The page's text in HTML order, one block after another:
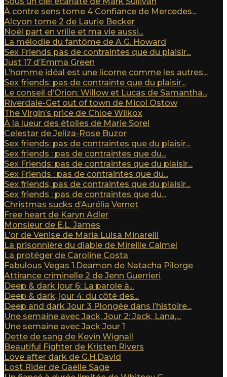
À contre sens tome 4 Confiance de Mercedes...
Alcyon tome 2 de Laurie Becker
Noël part en vrille et ma vie aussi...
La mélodie du fantôme de A.G. Howard
Sex Friends pas de contraintes que du plaisir...
Just 17 d’Emma Green
L’homme idéal est une licorne comme les autres...
Sex friends: pas de contrainte que du plaisir...
Le conseil d’Orion: Willow et Lucas de Samantha...
Riverdale-Get out of town de Micol Ostow
The Virgin’s price de Chloe Wilkox
À la lueur des étoiles de Marie Sorel
Celestar de Jeliza-Rose Buzor
Sex friends: pas de contraintes que du plaisir...
Sex friends : pas de contraintes que du...
Sex Friends: pas de contraintes que du plaisir...
Sex Friends : pas de contraintes que du...
Sex friends, pas de contraintes que du plaisir...
Sex friends : pas de contraintes que du...
Christmas sucks d’Aurélia Vernet
Free heart de Karyn Adler
Monsieur de E.L. James
L’or de Venise de Maria Luisa Minarelli
La prisonnière du diable de Mireille Calmel
La protéger de Caroline Costa
Fabulous Vegas 1.Deamon de Natacha Pilorge
Attirance criminelle 2 de Jenn Guerrieri
Deep & dark jour 6: La parole à...
Deep & dark, jour 4: du côté des...
Deep and dark Jour 3 Plongée dans l’histoire...
Une semaine avec Jack, Jour 2: Jack, Lana,...
Une semaine avec Jack Jour 1
Dette de sang de Kevin Wignall
Beautiful Fighter de Kristen Rivers
Love after dark de G.H.David
Lost Rider de Gaëlle Sage